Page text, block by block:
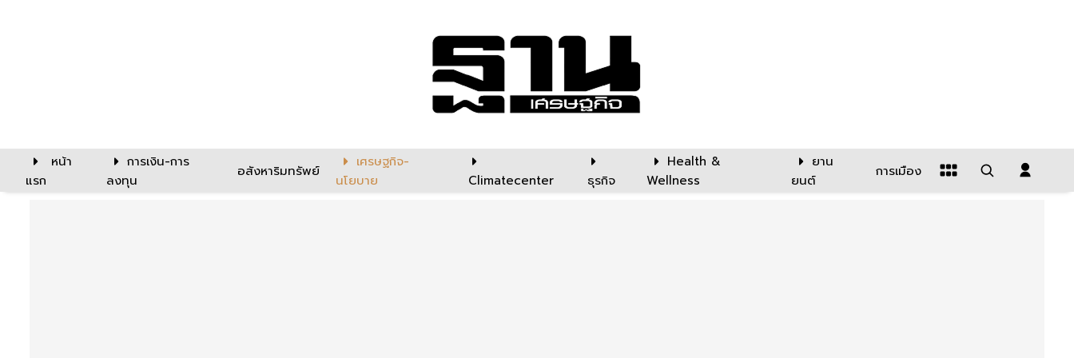
หน้า
แรก
การเงิน-การ
ลงทุน
อสังหาริมทรัพย์
เศรษฐกิจ-
นโยบาย
Climatecenter ธุรกิจ
Health &
Wellness
ยาน
ยนต์
การเมือง